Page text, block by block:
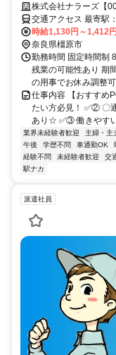
無料で自転車貸し出し
株式会社ナラーズ【
交通アクセス 最寄駅：坊城駅 ・近鉄「坊城」駅、
分 JR「金橋」駅から
すぐ 車バイク通勤もＯＫ ※
ク通勤OK 自転車通勤OK ■交通費支給（上限月13000円）
場完備 ■無料駐輪場
時給1,130円～1,412円
奈良県橿原市
勤務時間 固定時間制
残業の可能性あり 期
の用事でお休み調整
仕事内容 【おすすめ
たい方必見！ ✅️② 〇
あり☆ ✅️③ 働きやす
業界未経験者歓迎 主婦・主
午後
学歴不問 車通勤OK
経験不問
未経験者歓迎 交
駅ナカ
派遣社員